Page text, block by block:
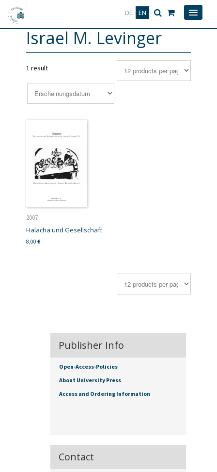
DE EN
Deutsch
Israel M. Levinger
1 result
2007
Halacha und Gesellschaft
8,00 €
Publisher Info
Open-Access-Policies
About University Press
Access and Ordering Information
Contact